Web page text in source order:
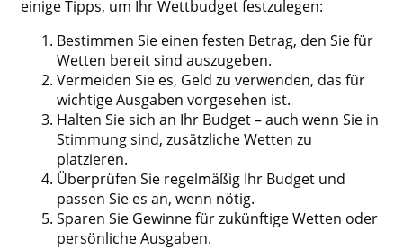
einige Tipps, um Ihr Wettbudget festzulegen:
Bestimmen Sie einen festen Betrag, den Sie für
Wetten bereit sind auszugeben.
Vermeiden Sie es, Geld zu verwenden, das für
wichtige Ausgaben vorgesehen ist.
Halten Sie sich an Ihr Budget – auch wenn Sie in
Stimmung sind, zusätzliche Wetten zu
platzieren.
Überprüfen Sie regelmäßig Ihr Budget und
passen Sie es an, wenn nötig.
Sparen Sie Gewinne für zukünftige Wetten oder
persönliche Ausgaben.